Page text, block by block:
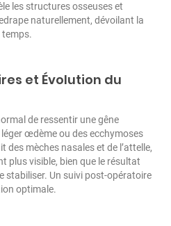
les structures osseuses et
naturellement, dévoilant la
temps.
et Évolution du
de ressentir une gêne
œdème ou des ecchymoses
des mèches nasales et de l’attelle,
plus visible, bien que le résultat
stabiliser. Un suivi post-opératoire
optimale.